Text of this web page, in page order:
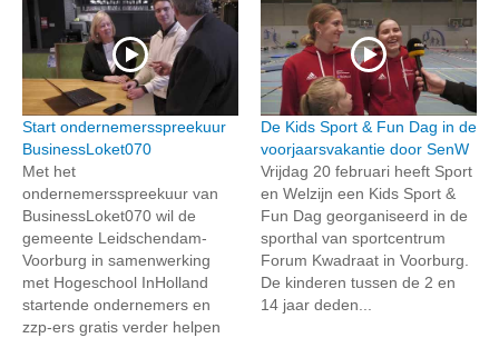
Start ondernemersspreekuur
BusinessLoket070
Met het
ondernemersspreekuur van
BusinessLoket070 wil de
gemeente Leidschendam-
Voorburg in samenwerking
met Hogeschool InHolland
startende ondernemers en
zzp-ers gratis verder helpen
De Kids Sport & Fun Dag in de
voorjaarsvakantie door SenW
Vrijdag 20 februari heeft Sport
en Welzijn een Kids Sport &
Fun Dag georganiseerd in de
sporthal van sportcentrum
Forum Kwadraat in Voorburg.
De kinderen tussen de 2 en
14 jaar deden...